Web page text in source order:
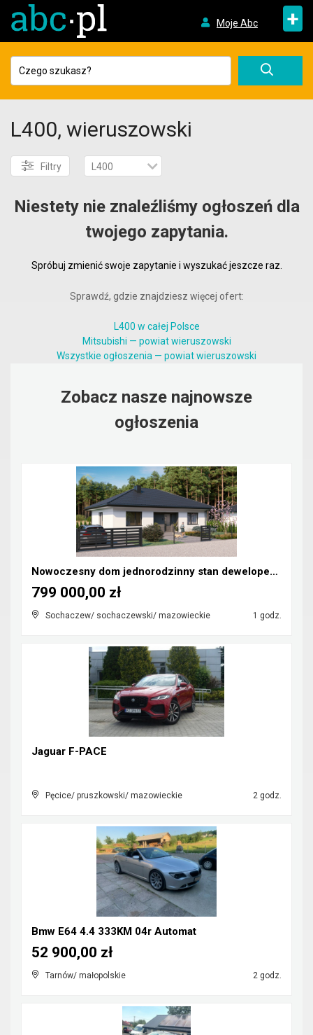
Moje Abc +
L400, wieruszowski
Filtry L400
Niestety nie znaleźliśmy ogłoszeń dla
twojego zapytania.
Spróbuj zmienić swoje zapytanie i wyszukać jeszcze raz.
Sprawdź, gdzie znajdziesz więcej ofert:
L400 w całej Polsce
Mitsubishi — powiat wieruszowski
Wszystkie ogłoszenia — powiat wieruszowski
Zobacz nasze najnowsze
ogłoszenia
Nowoczesny dom jednorodzinny stan deweloperski
Sochaczew/ sochaczewski/ mazowieckie 1 godz.
799 000,00 zł
Jaguar F-PACE
Pęcice/ pruszkowski/ mazowieckie 2 godz.
Bmw E64 4.4 333KM 04r Automat
Tarnów/ małopolskie 2 godz.
52 900,00 zł